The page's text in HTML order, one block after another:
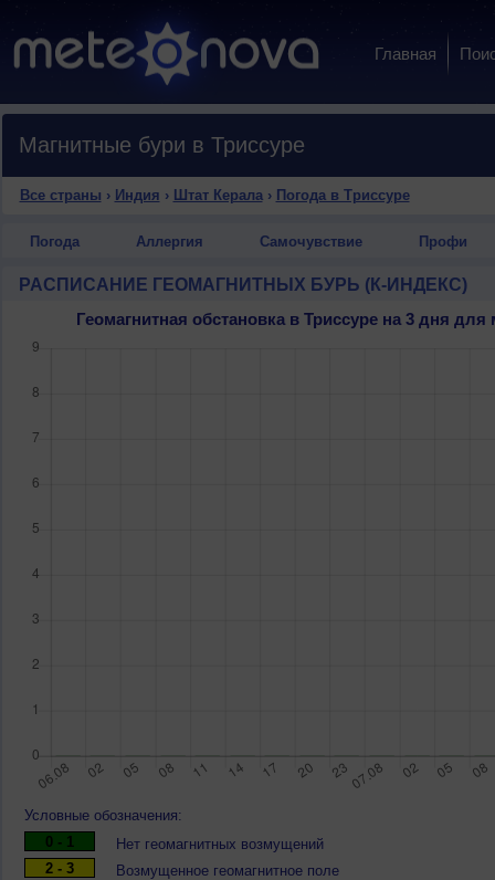
Главная
Магнитные бури в Триссуре
Все страны › Индия › Штат Керала› Погода в Триссуре
Погода Аллергия Самочувствие Профи
РАСПИСАНИЕ ГЕОМАГНИТНЫХ БУРЬ (К-ИНДЕКС)
Геомагнитная обстановка в Триссуре на 3 дня
Условные обозначения:
0 - 1
Нет геомагнитных возмущений
2 - 3
Возмущенное геомагнитное поле